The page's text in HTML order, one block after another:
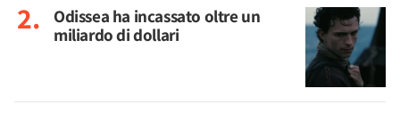
Odissea ha incassato oltre un
miliardo di dollari